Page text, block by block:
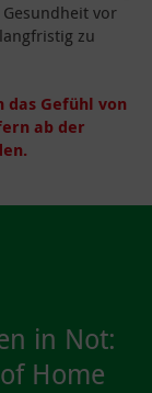
Gesundheit vor
zu
das Gefühl von
ab der
in Not:
Home